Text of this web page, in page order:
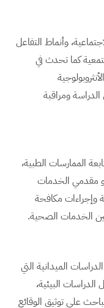
وأنماط التفاعل
كما تحدث في
ومراقبة
الممارسات الطبية،
مقدمي الخدمات
وإجراءات مكافحة
الخدمات الصحية.
الميدانية التي
البيئية،
على توثيق الوقائع